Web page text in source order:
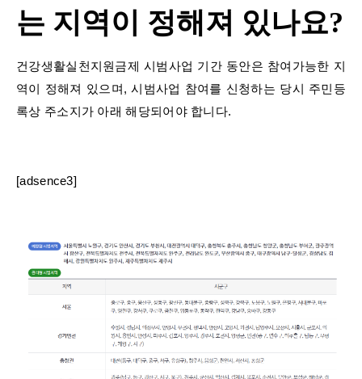
는 지역이 정해져 있나요?
건강생활실천지원금제 시범사업 기간 동안은 참여가능한 지
역이 정해져 있으며, 시범사업 참여를 신청하는 당시 주민등
록상 주소지가 아래 해당되어야 합니다.
[adsence3]